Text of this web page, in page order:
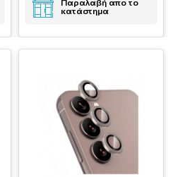
Παραλαβή απο το
κατάστημα